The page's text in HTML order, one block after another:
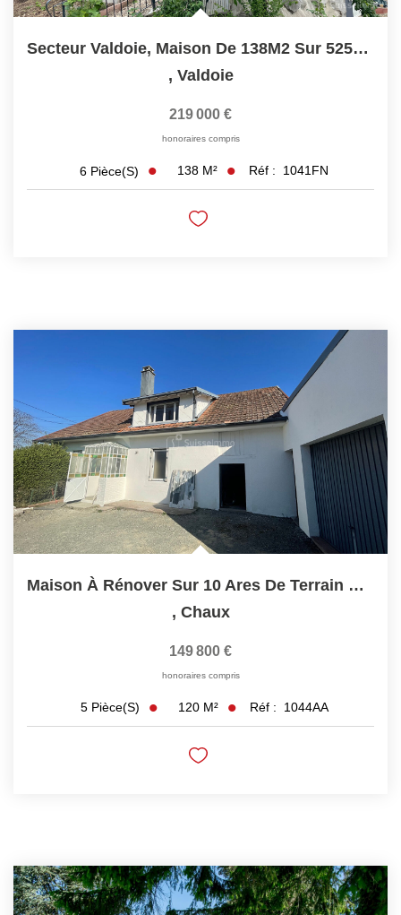
Secteur Valdoie, Maison De 138M2 Sur 525M2 De Terrain Clos...
, Valdoie
219 000 €
honoraires compris
6 Pièce(s) 138 M² Réf : 1041FN
Maison À Rénover Sur 10 Ares De Terrain Clos Et Arboré
, Chaux
149 800 €
honoraires compris
5 Pièce(s) 120 M² Réf : 1044AA